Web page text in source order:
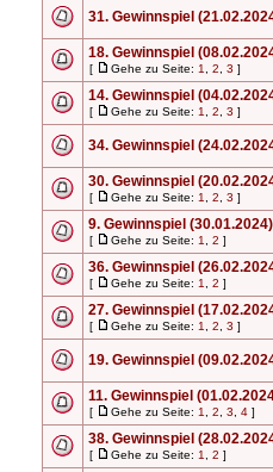
31. Gewinnspiel
18. Gewinnspiel
[ Gehe zu Seite: 1 2 3 ]
14. Gewinnspiel
[ Gehe zu Seite: 1 2 3 ]
34. Gewinnspiel
30. Gewinnspiel
[ Gehe zu Seite: 1 2 3 ]
9. Gewinnspiel
[ Gehe zu Seite: 1 2 ]
36. Gewinnspiel
[ Gehe zu Seite: 1 2 ]
27. Gewinnspiel
[ Gehe zu Seite: 1 2 3 ]
19. Gewinnspiel
11. Gewinnspiel
[ Gehe zu Seite: 1 2 3 4 ]
38. Gewinnspiel
[ Gehe zu Seite: 1 2 ]